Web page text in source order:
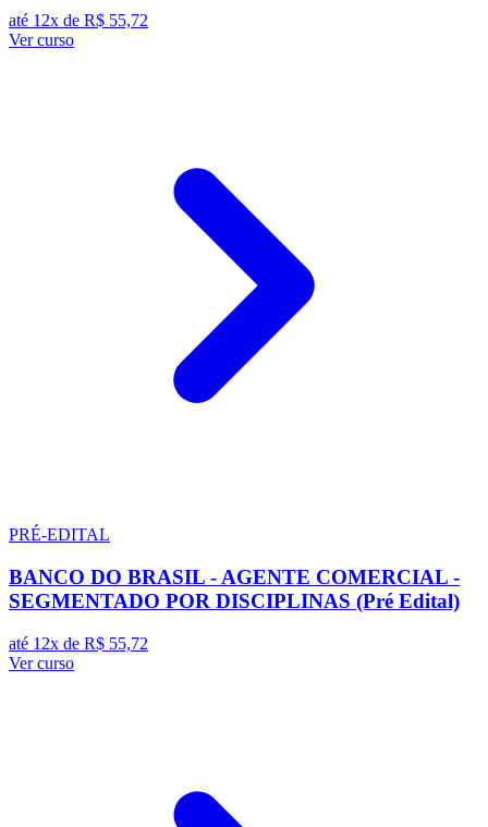
até 12x de R$ 55,72
Ver curso
PRÉ-EDITAL
BANCO DO BRASIL - AGENTE COMERCIAL -
SEGMENTADO POR DISCIPLINAS (Pré Edital)
até 12x de R$ 55,72
Ver curso